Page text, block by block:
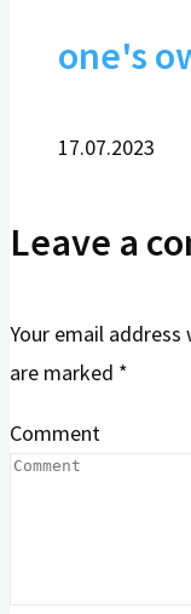
one's
17.07.2023
Leave a
Your email address
are marked *
Comment